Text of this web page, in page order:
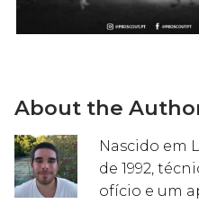
About the
Nascido em
de 1992,
ofício e um